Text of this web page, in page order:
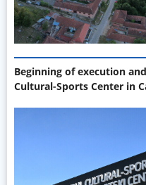
Beginning of execution
Cultural-Sports Center in